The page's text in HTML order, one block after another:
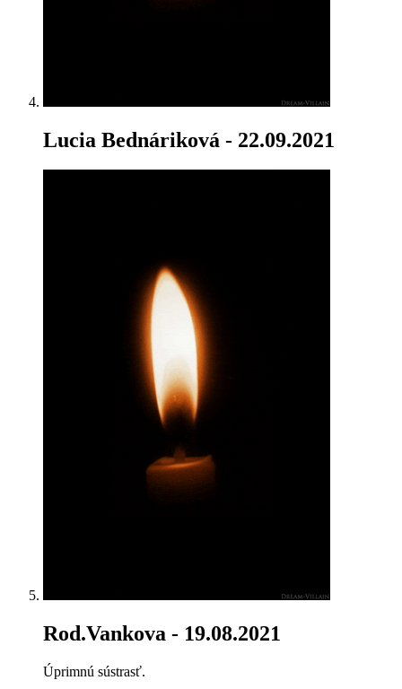
Lucia Bednáriková - 22.09.2021
Rod.Vankova - 19.08.2021
Úprimnú sústrasť.